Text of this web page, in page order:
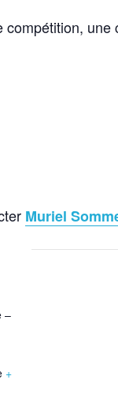
une
Muriel
–
+